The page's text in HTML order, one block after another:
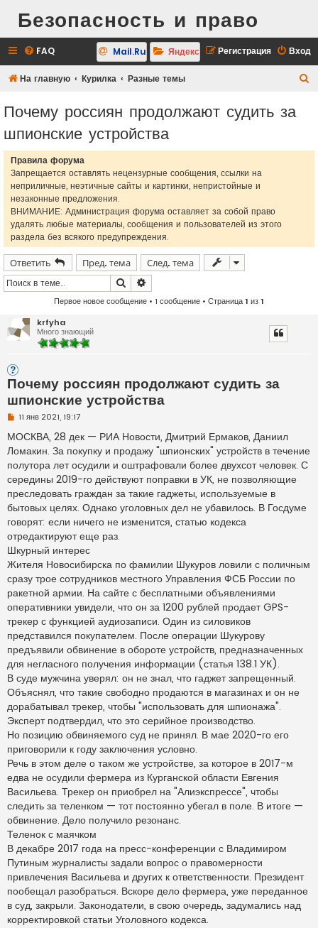
Безопасность и право
FAQ Вход
Регистрация
Mail.Ru Яндекс
На главную Курилка Разные темы
к
Почему россиян продолжают судить за
шпионские устройства
Правила форума
Запрещается оставлять нецензурные сообщения, ссылки на
неприличные, неэтичные сайты и картинки, непристойные и
незаконные предложения.
ВНИМАНИЕ: Администрация форума оставляет за собой право
удалять любые материалы, сообщения и пользователей из этого
раздела без всякого предупреждения.
Ответить Пред. тема
След. тема
Поиск
Первое новое сообщение • 1 сообщение • Страница1 из1
krfyha
Много знающий
Почему россиян продолжают судить за
шпионские устройства
Н
п
р
о
ч
и
т
а
н
н
е
с
о
о
б
е
н
е
11 янв 2021, 19:17
МОСКВА, 28 дек — РИА Новости, Дмитрий Ермаков, Даниил
Ломакин. За покупку и продажу "шпионских" устройств в течение
полутора лет осудили и оштрафовали более двухсот человек. С
середины 2019-го действуют поправки в УК, не позволяющие
преследовать граждан за такие гаджеты, используемые в
бытовых целях. Однако уголовных дел не убавилось. В Госдуме
говорят: если ничего не изменится, статью кодекса
отредактируют еще раз.
Шкурный интерес
Жителя Новосибирска по фамилии Шукуров ловили с поличным
сразу трое сотрудников местного Управления ФСБ России по
ракетной армии. На сайте с бесплатными объявлениями
оперативники увидели, что он за 1200 рублей продает GPS-
трекер с функцией аудиозаписи. Один из силовиков
представился покупателем. После операции Шукурову
предъявили обвинение в обороте устройств, предназначенных
для негласного получения информации (статья 138.1 УК).
В суде мужчина уверял: он не знал, что гаджет запрещенный.
Объяснял, что такие свободно продаются в магазинах и он не
дорабатывал трекер, чтобы "использовать для шпионажа".
Эксперт подтвердил, что это серийное производство.
Но позицию обвиняемого суд не принял. В мае 2020-го его
приговорили к году заключения условно.
Речь в этом деле о таком же устройстве, за которое в 2017-м
едва не осудили фермера из Курганской области Евгения
Васильева. Трекер он приобрел на "Алиэкспрессе", чтобы
следить за теленком — тот постоянно убегал в поле. В итоге —
обвинение. Дело получило резонанс.
Теленок с маячком
В декабре 2017 года на пресс-конференции с Владимиром
Путиным журналисты задали вопрос о правомерности
привлечения Васильева и других к ответственности. Президент
пообещал разобраться. Вскоре дело фермера, уже переданное
в суд, закрыли. Законодатели, в свою очередь, задумались над
корректировкой статьи Уголовного кодекса.